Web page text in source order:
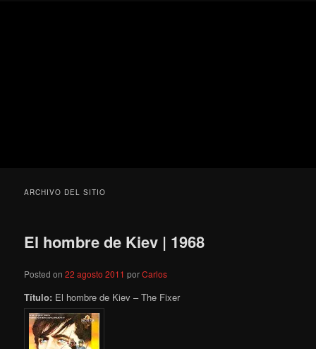
ARCHIVO DEL SITIO
El hombre de Kiev | 1968
Posted on22 agosto 2011 porCarlos
Título: El hombre de Kiev – The Fixer